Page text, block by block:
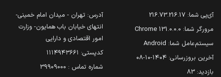
آی‌پی شما: 216.73.216.17
مرورگر شما: 131.0.0.0 Chrome
سیستم‌عامل شما: Android
آخرین بروزرسانی: ۱۴۰۴-۱۰-۰۸
بازدید: 83
آدرس: تهران - میدان امام خمینی-
انتهای خیابان باب همایون- وزارت
امور اقتصادی و دارایی
کدپستی: ۱۱۱۴۹۴۳۶۶۱
شماره تماس : 39909000